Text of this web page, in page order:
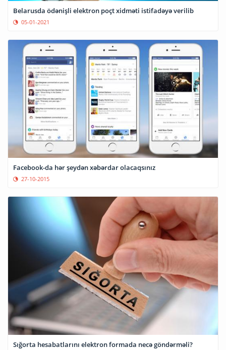
Belarusda ödənişli elektron poçt xidməti istifadəyə verilib
05-01-2021
Facebook-da hər şeydən xəbərdar olacaqsınız
27-10-2015
Sığorta hesabatlarını elektron formada necə göndərməli?